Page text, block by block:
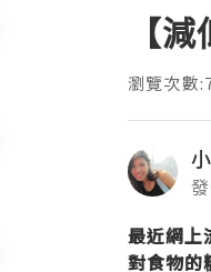
【
瀏覽次數
最近網上
對食物的